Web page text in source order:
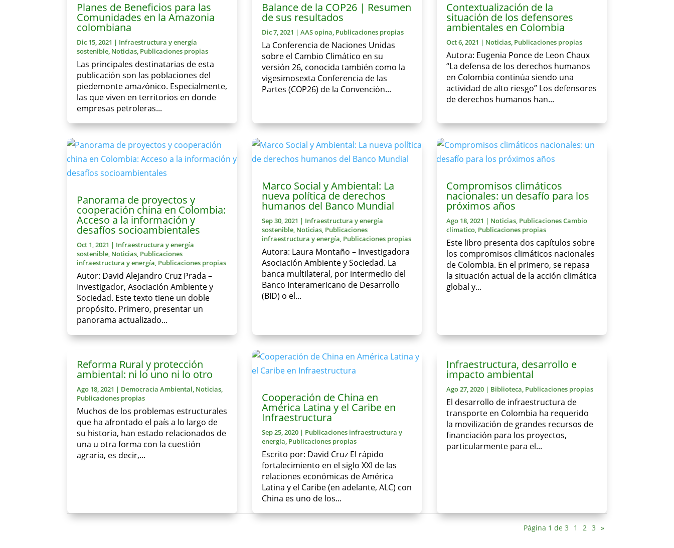
Planes de Beneficios para las
Comunidades en la Amazonia
colombiana
Dic 15, 2021 | Infraestructura y energía
sostenible, Noticias, Publicaciones propias
Las principales destinatarias de esta
publicación son las poblaciones del
piedemonte amazónico. Especialmente,
las que viven en territorios en donde
empresas petroleras...
Balance de la COP26 | Resumen
de sus resultados
Dic 7, 2021 | AAS opina, Publicaciones propias
La Conferencia de Naciones Unidas
sobre el Cambio Climático en su
versión 26, conocida también como la
vigesimosexta Conferencia de las
Partes (COP26) de la Convención...
Contextualización de la
situación de los defensores
ambientales en Colombia
Oct 6, 2021 | Noticias, Publicaciones propias
Autora: Eugenia Ponce de Leon Chaux
“La defensa de los derechos humanos
en Colombia continúa siendo una
actividad de alto riesgo” Los defensores
de derechos humanos han...
Panorama de proyectos y
cooperación china en Colombia:
Acceso a la información y
desafíos socioambientales
Oct 1, 2021 | Infraestructura y energía
sostenible, Noticias, Publicaciones
infraestructura y energía, Publicaciones propias
Autor: David Alejandro Cruz Prada –
Investigador, Asociación Ambiente y
Sociedad. Este texto tiene un doble
propósito. Primero, presentar un
panorama actualizado...
Marco Social y Ambiental: La
nueva política de derechos
humanos del Banco Mundial
Sep 30, 2021 | Infraestructura y energía
sostenible, Noticias, Publicaciones
infraestructura y energía, Publicaciones propias
Autora: Laura Montaño – Investigadora
Asociación Ambiente y Sociedad. La
banca multilateral, por intermedio del
Banco Interamericano de Desarrollo
(BID) o el...
Compromisos climáticos
nacionales: un desafío para los
próximos años
Ago 18, 2021 | Noticias, Publicaciones Cambio
climatico, Publicaciones propias
Este libro presenta dos capítulos sobre
los compromisos climáticos nacionales
de Colombia. En el primero, se repasa
la situación actual de la acción climática
global y...
Reforma Rural y protección
ambiental: ni lo uno ni lo otro
Ago 18, 2021 | Democracia Ambiental, Noticias,
Publicaciones propias
Muchos de los problemas estructurales
que ha afrontado el país a lo largo de
su historia, han estado relacionados de
una u otra forma con la cuestión
agraria, es decir,...
Cooperación de China en
América Latina y el Caribe en
Infraestructura
Sep 25, 2020| Publicaciones infraestructura y
energía, Publicaciones propias
Escrito por: David Cruz El rápido
fortalecimiento en el siglo XXI de las
relaciones económicas de América
Latina y el Caribe (en adelante, ALC) con
China es uno de los...
Infraestructura, desarrollo e
impacto ambiental
Ago 27, 2020 | Biblioteca, Publicaciones propias
El desarrollo de infraestructura de
transporte en Colombia ha requerido
la movilización de grandes recursos de
financiación para los proyectos,
particularmente para el...
Página 1 de 3 1 2 3 »